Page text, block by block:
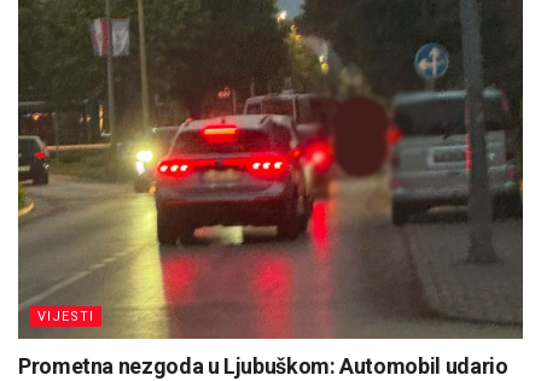
VIJESTI
Prometna nezgoda u Ljubuškom: Automobil udario